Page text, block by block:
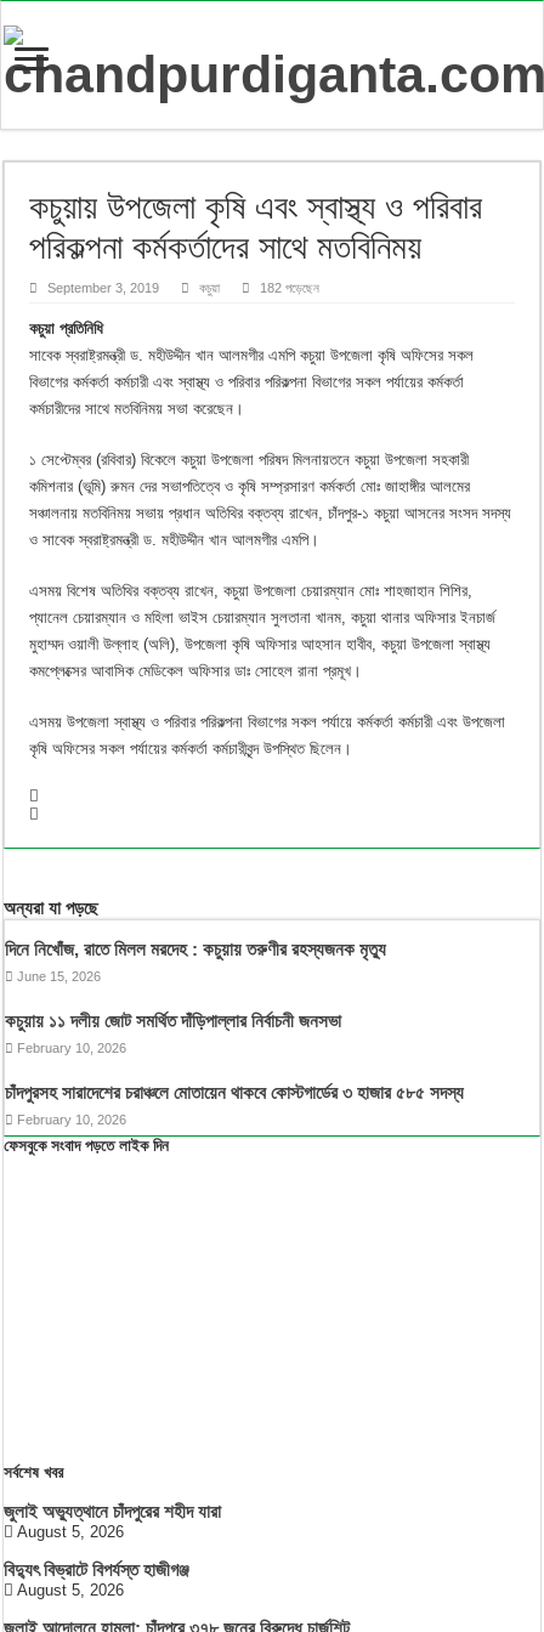
কচুয়ায় উপজেলা কৃষি এবং স্বাস্থ্য ও পরিবার
পরিকল্পনা কর্মকর্তাদের সাথে মতবিনিময়
September 3, 2019 কচুয়া 182 পড়েছেন
কচুয়া প্রতিনিধি
সাবেক স্বরাষ্ট্রমন্ত্রী ড. মহীউদ্দীন খান আলমগীর এমপি কচুয়া উপজেলা কৃষি অফিসের সকল
বিভাগের কর্মকর্তা কর্মচারী এবং স্বাস্থ্য ও পরিবার পরিকল্পনা বিভাগের সকল পর্যায়ের কর্মকর্তা
কর্মচারীদের সাথে মতবিনিময় সভা করেছেন।
১ সেপ্টেম্বর (রবিবার) বিকেলে কচুয়া উপজেলা পরিষদ মিলনায়তনে কচুয়া উপজেলা সহকারী
কমিশনার (ভূমি) রুমন দের সভাপতিত্বে ও কৃষি সম্প্রসারণ কর্মকর্তা মোঃ জাহাঙ্গীর আলমের
সঞ্চালনায় মতবিনিময় সভায় প্রধান অতিথির বক্তব্য রাখেন, চাঁদপুর-১ কচুয়া আসনের সংসদ সদস্য
ও সাবেক স্বরাষ্ট্রমন্ত্রী ড. মহীউদ্দীন খান আলমগীর এমপি।
এসময় বিশেষ অতিথির বক্তব্য রাখেন, কচুয়া উপজেলা চেয়ারম্যান মোঃ শাহজাহান শিশির,
প্যানেল চেয়ারম্যান ও মহিলা ভাইস চেয়ারম্যান সুলতানা খানম, কচুয়া থানার অফিসার ইনচার্জ
মুহাম্মদ ওয়ালী উল্লাহ (অলি), উপজেলা কৃষি অফিসার আহসান হাবীব, কচুয়া উপজেলা স্বাস্থ্য
কমপ্লেক্সের আবাসিক মেডিকেল অফিসার ডাঃ সোহেল রানা প্রমূখ।
এসময় উপজেলা স্বাস্থ্য ও পরিবার পরিকল্পনা বিভাগের সকল পর্যায়ে কর্মকর্তা কর্মচারী এবং উপজেলা
কৃষি অফিসের সকল পর্যায়ের কর্মকর্তা কর্মচারীবৃন্দ উপস্থিত ছিলেন।
অন্যরা যা পড়ছে
দিনে নিখোঁজ, রাতে মিলল মরদেহ : কচুয়ায় তরুণীর রহস্যজনক মৃত্যু
June 15, 2026
কচুয়ায় ১১ দলীয় জোট সমর্থিত দাঁড়িপাল্লার নির্বাচনী জনসভা
February 10, 2026
চাঁদপুরসহ সারাদেশের চরাঞ্চলে মোতায়েন থাকবে কোস্টগার্ডের ৩ হাজার ৫৮৫ সদস্য
February 10, 2026
ফেসবুকে সংবাদ পড়তে লাইক দিন
সর্বশেষ খবর
জুলাই অভ্যুত্থানে চাঁদপুরের শহীদ যারা
August 5, 2026
বিদ্যুৎ বিভ্রাটে বিপর্যস্ত হাজীগঞ্জ
August 5, 2026
জুলাই আন্দোলনে হামলা: চাঁদপুরে ৩৭৮ জনের বিরুদ্ধে চার্জশিট